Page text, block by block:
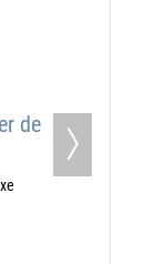
de
Next